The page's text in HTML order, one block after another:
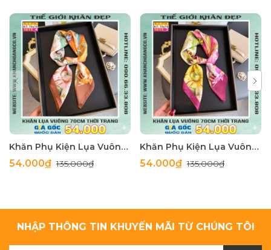
Khăn Phụ Kiện Lụa Vuông 70cm - Thế Giới Khăn Đẹp C1062_4
54.000₫135.000₫
Khăn Phụ Kiện Lụa Vuông 70cm - Thế Giới Khăn Đẹp C1062_3
54.000₫135.000₫
NHẬP THÔNG TIN KHUYẾN MÃI TỪ CHÚNG TÔI